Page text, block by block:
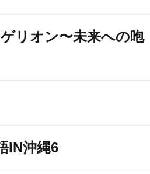
リオン〜未来への咆
IN沖縄6